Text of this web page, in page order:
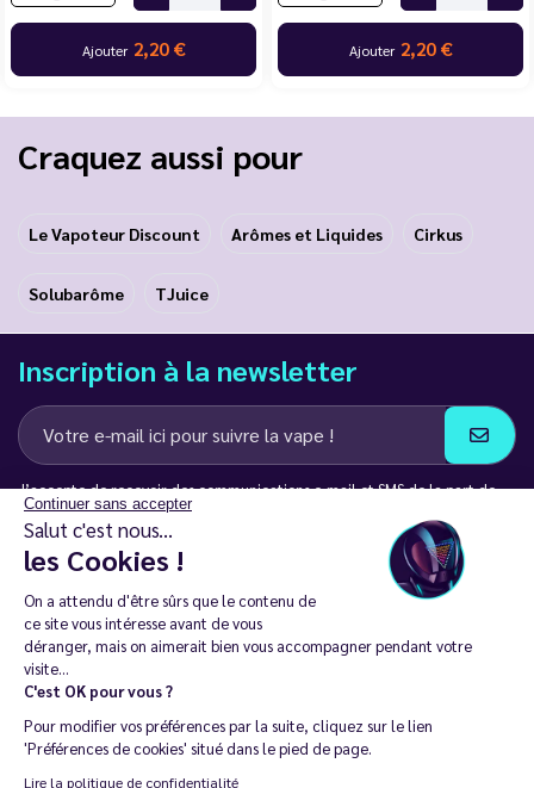
Continuer sans accepter
Salut c'est nous...
les Cookies !
On a attendu d'être sûrs que le contenu de
ce site vous intéresse avant de vous
déranger, mais on aimerait bien vous accompagner pendant votre
visite...
C'est OK pour vous ?
Pour modifier vos préférences par la suite, cliquez sur le lien
'Préférences de cookies' situé dans le pied de page.
Lire la politique de confidentialité
Ajouter 2,20 € Ajouter 2,20 €
Craquez aussi pour
Le Vapoteur Discount Arômes et Liquides Cirkus
Solubarôme TJuice
Inscription à la newsletter
J’accepte de recevoir des communications e-mail et SMS de la part de
LD Groupe
Restez en contact
La vente de cigarette électronique est interdite chez les moins de
18 ans. 🔞
Copyright © 2014 - 2026 Le Vapoteur Discount - Tous droits